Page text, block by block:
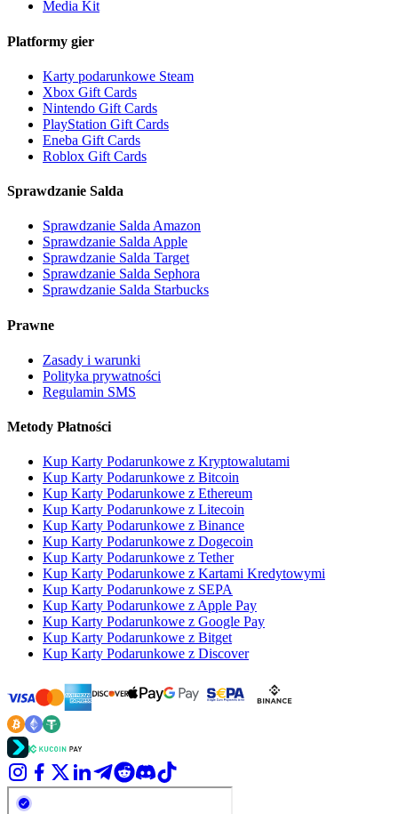
Media Kit
Platformy gier
Karty podarunkowe Steam
Xbox Gift Cards
Nintendo Gift Cards
PlayStation Gift Cards
Eneba Gift Cards
Roblox Gift Cards
Sprawdzanie Salda
Sprawdzanie Salda Amazon
Sprawdzanie Salda Apple
Sprawdzanie Salda Target
Sprawdzanie Salda Sephora
Sprawdzanie Salda Starbucks
Prawne
Zasady i warunki
Polityka prywatności
Regulamin SMS
Metody Płatności
Kup Karty Podarunkowe z Kryptowalutami
Kup Karty Podarunkowe z Bitcoin
Kup Karty Podarunkowe z Ethereum
Kup Karty Podarunkowe z Litecoin
Kup Karty Podarunkowe z Binance
Kup Karty Podarunkowe z Dogecoin
Kup Karty Podarunkowe z Tether
Kup Karty Podarunkowe z Kartami Kredytowymi
Kup Karty Podarunkowe z SEPA
Kup Karty Podarunkowe z Apple Pay
Kup Karty Podarunkowe z Google Pay
Kup Karty Podarunkowe z Bitget
Kup Karty Podarunkowe z Discover